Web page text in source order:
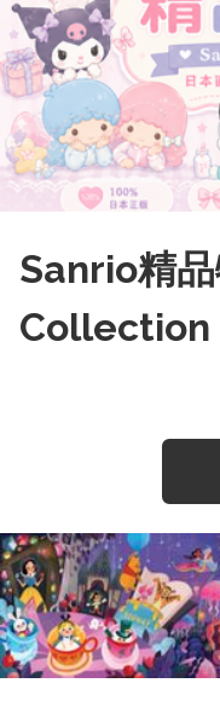
Sanrio精
Collection